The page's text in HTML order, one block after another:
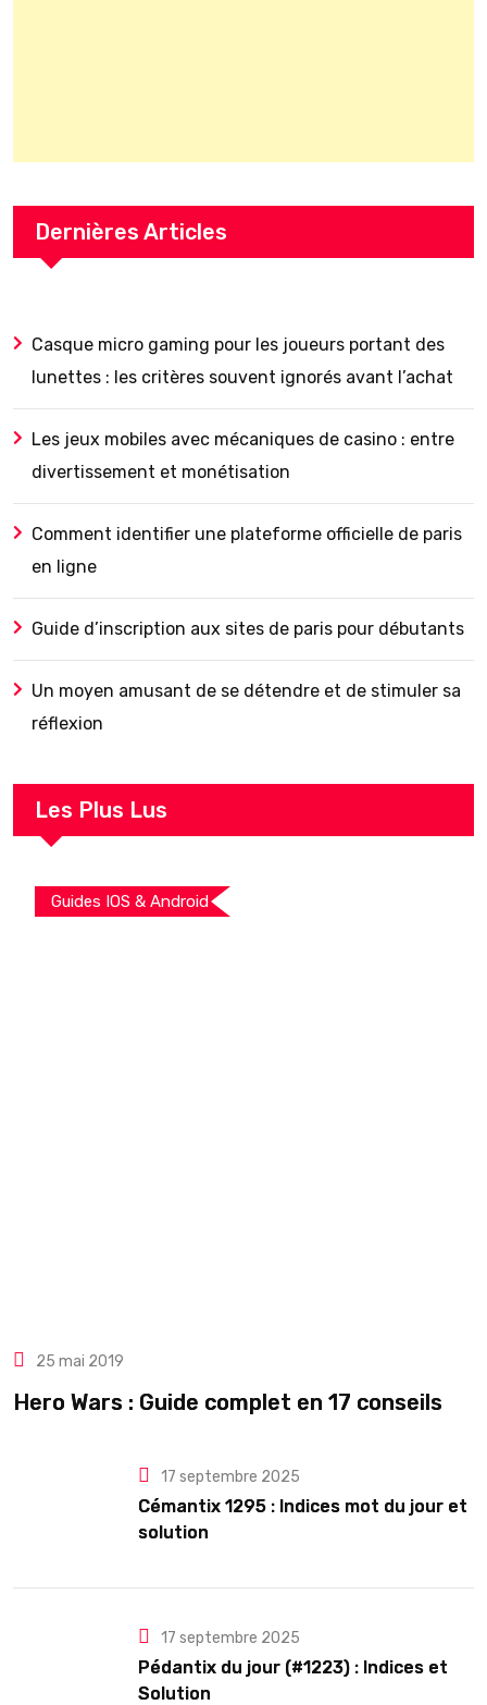
Dernières Articles
Casque micro gaming pour les joueurs portant des
lunettes : les critères souvent ignorés avant l’achat
Les jeux mobiles avec mécaniques de casino : entre
divertissement et monétisation
Comment identifier une plateforme officielle de paris
en ligne
Guide d’inscription aux sites de paris pour débutants
Un moyen amusant de se détendre et de stimuler sa
réflexion
Les Plus Lus
Guides IOS & Android
25 mai 2019
Hero Wars : Guide complet en 17 conseils
17 septembre 2025
Cémantix 1295 : Indices mot du jour et
solution
17 septembre 2025
Pédantix du jour (#1223) : Indices et
Solution